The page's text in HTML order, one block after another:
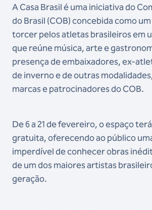
A Casa Brasil é uma iniciativa do
do Brasil (COB) concebida como
torcer pelos atletas brasileiros em
que reúne música, arte e
presença de embaixadores, ex-
de inverno e de outras
marcas e patrocinadores do COB.
De 6 a 21 de fevereiro, o espaço
gratuita, oferecendo ao público
imperdível de conhecer obras
de um dos maiores artistas
geração.